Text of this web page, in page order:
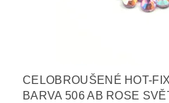
CELOBROUŠENÉ HOT-
BARVA 506 AB ROSE